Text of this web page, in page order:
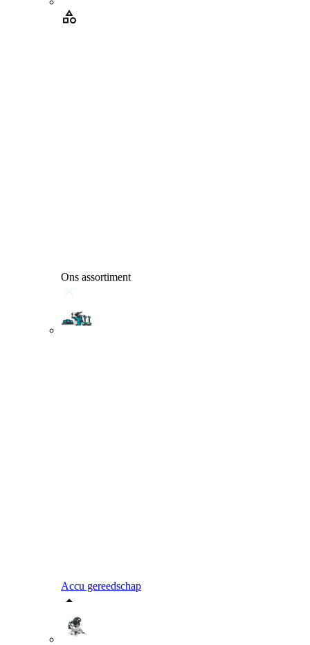
Ons assortiment
Accu gereedschap